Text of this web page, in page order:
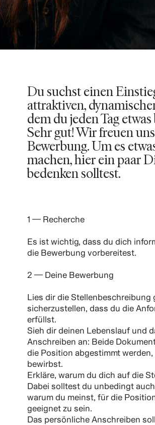
Du suchst einen
attraktiven,
dem du jeden Tag
Sehr gut! Wir freuen
Bewerbung. Um es
machen, hier ein paar
bedenken solltest.
1 — Recherche
Es ist wichtig, dass du dich
die Bewerbung vorbereitest.
2 — Deine Bewerbung
Lies dir die Stellenbeschreibung
sicherzustellen, dass du die
erfüllst.
Sieh dir deinen Lebenslauf und
Anschreiben an: Beide
die Position abgestimmt
bewirbst.
Erkläre, warum du dich auf die
Dabei solltest du unbedingt
warum du meinst, für die
geeignet zu sein.
Das persönliche Anschreiben